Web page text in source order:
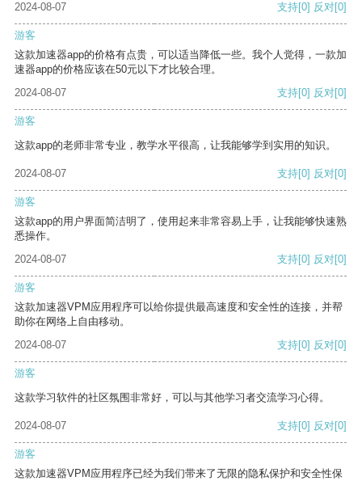
2024-08-07
支持[0] 反对[0]
游客
这款加速器app的价格有点贵，可以适当降低一些。我个人觉得，一款加
速器app的价格应该在50元以下才比较合理。
2024-08-07
支持[0] 反对[0]
游客
这款app的老师非常专业，教学水平很高，让我能够学到实用的知识。
2024-08-07 支持[0] 反对[0]
游客
这款app的用户界面简洁明了，使用起来非常容易上手，让我能够快速熟
悉操作。
2024-08-07
支持[0] 反对[0]
游客
这款加速器VPM应用程序可以给你提供最高速度和安全性的连接，并帮
助你在网络上自由移动。
2024-08-07
支持[0] 反对[0]
游客
这款学习软件的社区氛围非常好，可以与其他学习者交流学习心得。
2024-08-07 支持[0] 反对[0]
游客
这款加速器VPM应用程序已经为我们带来了无限的隐私保护和安全性保